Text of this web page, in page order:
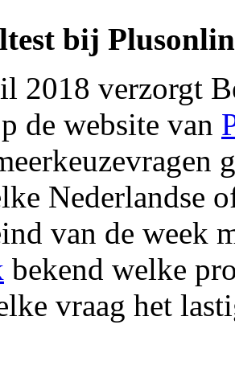
bij
2018 verzorgt
de website van
Nederlandse
van de week
bekend welke
vraag het